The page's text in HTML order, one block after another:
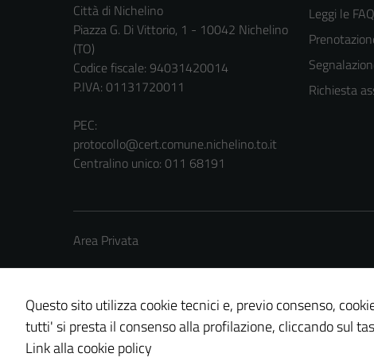
Città di Nichelino
Piazza G. Di Vittorio, 1 - 10042 Nichelino
(TO)
Codice fiscale: 94031420014
P.IVA: 01131720011
PEC:
protocollo@cert.comune.nichelino.to.it
Centralino unico: 011 68191
Leggi le FAQ
Richiesta
Area Privata
Credits: © Technical Design s.r.l.
Questo sito utilizza cookie tecnici e, previo consenso,
tutti' si presta il consenso alla profilazione, cliccando sul
Link alla cookie policy